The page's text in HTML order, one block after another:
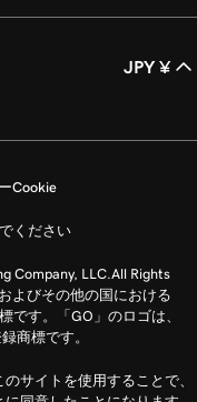
JPY ¥
Cookie
ください
Company, LLC.All Rights
よびその他の国における
です。「GO」のロゴは、
商標です。
サイトを使用することで、